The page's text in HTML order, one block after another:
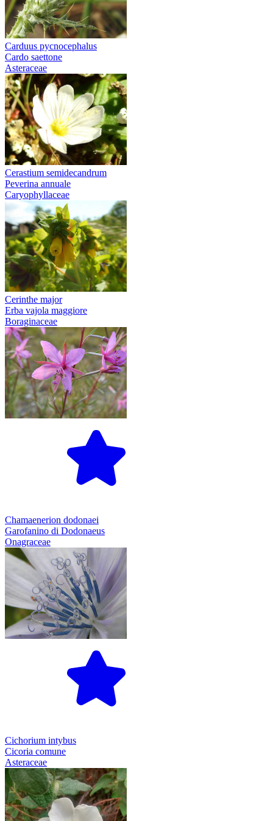
Carduus pycnocephalus
Cardo saettone
Asteraceae
Cerastium semidecandrum
Peverina annuale
Caryophyllaceae
Cerinthe major
Erba vajola maggiore
Boraginaceae
Chamaenerion dodonaei
Garofanino di Dodonaeus
Onagraceae
Cichorium intybus
Cicoria comune
Asteraceae